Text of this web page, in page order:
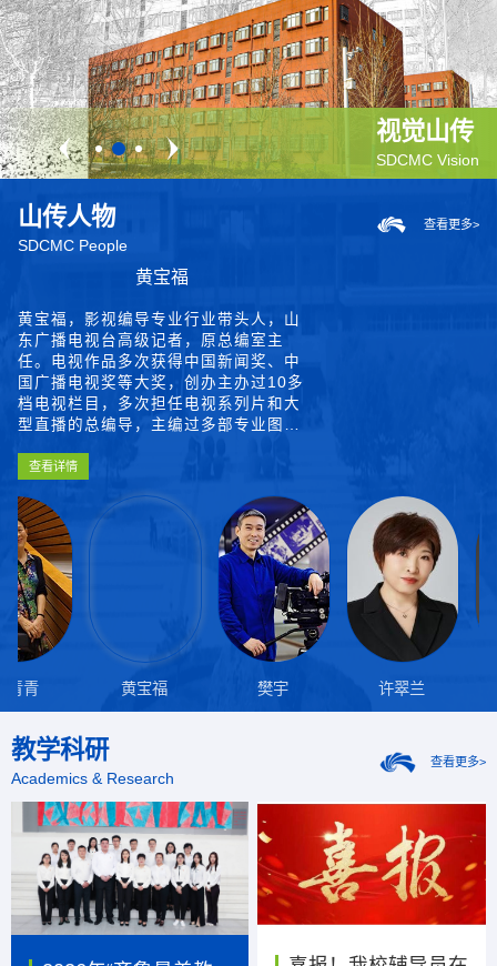
视觉山传
SDCMC Vision
山传人物
SDCMC People
查看更多>
谭清华
谭清华,影视照明技术与艺术专业行业带
头人，中国广播电视协会会员、中国广
播电视协会制作艺术（灯光）工作委员
会副会长、山东广播电视台国家一级舞
美设计、中国电视照明专家库成员、山
东摄影家协会会员。曾担任多部电影、
查看详情
杨青青
杨青青，录音技术与艺术专业行业带头
人，山东广播电视台高级编辑、一级录
音师。山东广播电影电视局专业技术拔
尖人才、山东传媒职业学院特聘教授及
录音专业学科带头人、中国传媒大学音
乐与录音艺术学院兼职教授、中国电影
中国广播电视学会文艺研究会副秘书
委、中国电影电视技术学会声音作品奖
评委、中国首届声音学院奖评委。
查看详情
黄宝福
黄宝福，影视编导专业行业带头人，山
东广播电视台高级记者，原总编室主
任。电视作品多次获得中国新闻奖、中
国广播电视奖等大奖，创办主办过10多
档电视栏目，多次担任电视系列片和大
型直播的总编导，主编过多部专业图
家，全国五一劳动奖章获得者和山东省
查看详情
樊宇
樊宇，摄影摄像技术专业行业带头人，
山东卫视传媒纪录片部主任兼山东省纪
录片学术研究委员会副秘书长。曾担任
国家级项目《中华民族生存状态全影像
纪录》”服饰篇总导演。主要作品曾获
得过中宣部第九届“五个一”精品工程
各类奖项。
查看详情
许翠兰
许翠兰，毕业于北京大学中文系，现任
山东省广播电视协会秘书长、山东省网
络视听节目服务行业协会秘书长，国家
中文核心期刊评审专家，山东省省委宣
传部影视剧审查专家，山东省新闻奖及
广播电视新闻奖评审专家。
查看详情
侯培显
侯培显，山东一本图书有限公司总经
理，国内出版行业知名民营企业家，专
注中小学教参教辅图书策划、发行，曾
荣获得2024 书刊行业“年度出版人”称
号。策划的“一本”品牌系列图书涵盖同
步训练、备考及专项训练等常见教参教
排名第一，曾荣获2023～2024年度高
牌）；2025 年民营书业年度影响力品
牌等荣誉。
查看详情
谭清华
谭清华,影视照明技术与艺术专业行业带
头人，中国广播电视协会会员、中国广
播电视协会制作艺术（灯光）工作委员
会副会长、山东广播电视台国家一级舞
美设计、中国电视照明专家库成员、山
东摄影家协会会员。曾担任多部电影、
查看详情
杨青青
杨青青，录音技术与艺术专业行业带头
人，山东广播电视台高级编辑、一级录
音师。山东广播电影电视局专业技术拔
尖人才、山东传媒职业学院特聘教授及
录音专业学科带头人、中国传媒大学音
乐与录音艺术学院兼职教授、中国电影
中国广播电视学会文艺研究会副秘书
委、中国电影电视技术学会声音作品奖
评委、中国首届声音学院奖评委。
查看详情
黄宝福
黄宝福，影视编导专业行业带头人，山
东广播电视台高级记者，原总编室主
任。电视作品多次获得中国新闻奖、中
国广播电视奖等大奖，创办主办过10多
档电视栏目，多次担任电视系列片和大
型直播的总编导，主编过多部专业图
家，全国五一劳动奖章获得者和山东省
查看详情
樊宇
樊宇，摄影摄像技术专业行业带头人，
山东卫视传媒纪录片部主任兼山东省纪
录片学术研究委员会副秘书长。曾担任
国家级项目《中华民族生存状态全影像
纪录》”服饰篇总导演。主要作品曾获
得过中宣部第九届“五个一”精品工程
各类奖项。
查看详情
许翠兰
许翠兰，毕业于北京大学中文系，现任
山东省广播电视协会秘书长、山东省网
络视听节目服务行业协会秘书长，国家
中文核心期刊评审专家，山东省省委宣
传部影视剧审查专家，山东省新闻奖及
广播电视新闻奖评审专家。
查看详情
侯培显
侯培显，山东一本图书有限公司总经
理，国内出版行业知名民营企业家，专
注中小学教参教辅图书策划、发行，曾
荣获得2024 书刊行业“年度出版人”称
号。策划的“一本”品牌系列图书涵盖同
步训练、备考及专项训练等常见教参教
排名第一，曾荣获2023～2024年度高
牌）；2025 年民营书业年度影响力品
牌等荣誉。
查看详情
谭清华
谭清华,影视照明技术与艺术专业行业带
头人，中国广播电视协会会员、中国广
播电视协会制作艺术（灯光）工作委员
会副会长、山东广播电视台国家一级舞
美设计、中国电视照明专家库成员、山
东摄影家协会会员。曾担任多部电影、
查看详情
杨青青
杨青青，录音技术与艺术专业行业带头
人，山东广播电视台高级编辑、一级录
音师。山东广播电影电视局专业技术拔
尖人才、山东传媒职业学院特聘教授及
录音专业学科带头人、中国传媒大学音
乐与录音艺术学院兼职教授、中国电影
中国广播电视学会文艺研究会副秘书
委、中国电影电视技术学会声音作品奖
评委、中国首届声音学院奖评委。
查看详情
青青 黄宝福 樊宇 许翠兰
教学科研
Academics & Research
查看更多>